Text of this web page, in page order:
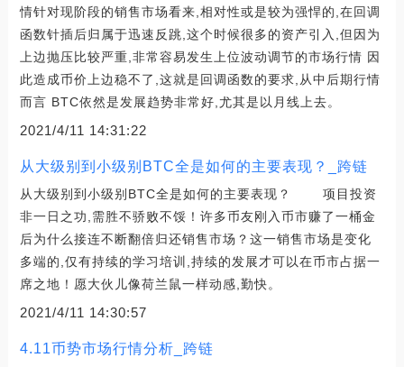
情针对现阶段的销售市场看来,相对性或是较为强悍的,在回调
函数针插后归属于迅速反跳,这个时候很多的资产引入,但因为
上边抛压比较严重,非常容易发生上位波动调节的市场行情 因
此造成币价上边稳不了,这就是回调函数的要求,从中后期行情
而言 BTC依然是发展趋势非常好,尤其是以月线上去。
2021/4/11 14:31:22
从大级别到小级别BTC全是如何的主要表现？_跨链
从大级别到小级别BTC全是如何的主要表现？ 项目投资
非一日之功,需胜不骄败不馁！许多币友刚入币市赚了一桶金
后为什么接连不断翻倍归还销售市场？这一销售市场是变化
多端的,仅有持续的学习培训,持续的发展才可以在币市占据一
席之地！愿大伙儿像荷兰鼠一样动感,勤快。
2021/4/11 14:30:57
4.11币势市场行情分析_跨链